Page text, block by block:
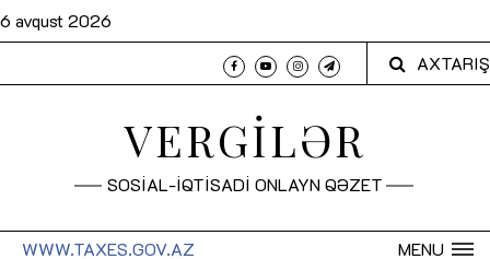
6 avqust 2026
AXTARIŞ
VERGİLƏR
SOSİAL-İQTİSADİ ONLAYN QƏZET
MENU
WWW.TAXES.GOV.AZ